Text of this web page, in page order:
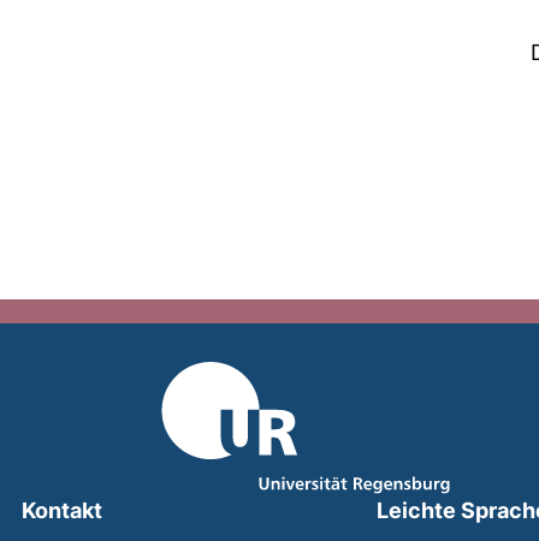
Kontakt
Leichte